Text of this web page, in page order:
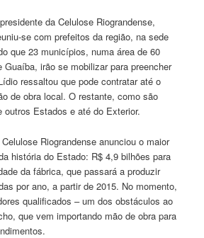
da Celulose Riograndense,
se com prefeitos da região, na sede
que 23 municípios, numa área de 60
Guaíba, irão se mobilizar para preencher
ressaltou que pode contratar até o
de obra local. O restante, como são
Estados e até do Exterior.
Riograndense anunciou o maior
história do Estado: R$ 4,9 bilhões para
da fábrica, que passará a produzir
por ano, a partir de 2015. No momento,
qualificados – um dos obstáculos ao
que vem importando mão de obra para